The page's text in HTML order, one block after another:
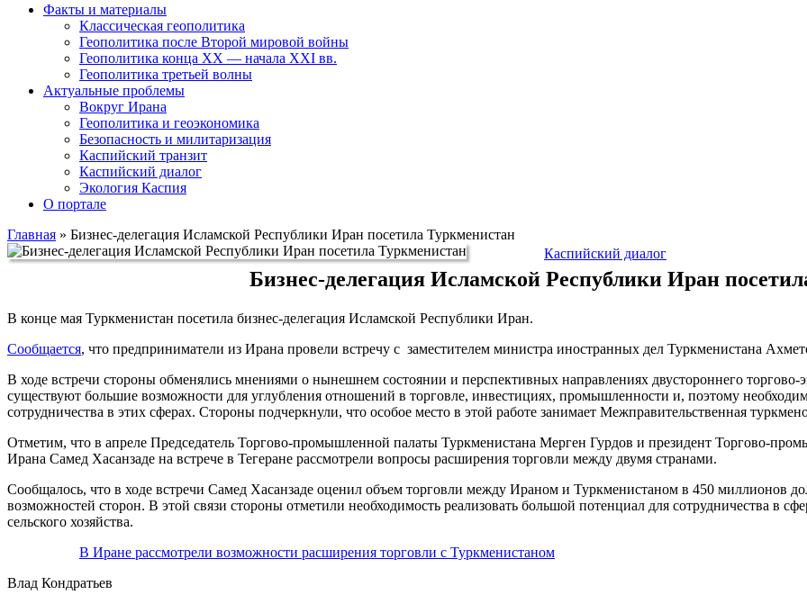
Факты и материалы
Классическая геополитика
Геополитика после Второй мировой войны
Геополитика конца XX — начала XXI вв.
Геополитика третьей волны
Актуальные проблемы
Вокруг Ирана
Геополитика и геоэкономика
Безопасность и милитаризация
Каспийский транзит
Каспийский диалог
Экология Каспия
О портале
Главная » Бизнес-делегация Исламской Республики Иран посетила Туркменистан
Каспийский диалог
Бизнес-делегация Исламской Республики Иран
В конце мая Туркменистан посетила бизнес-делегация Исламской Республики Иран.
Сообщается, что предприниматели из Ирана провели встречу с заместителем министра иностранных дел Туркменистана
В ходе встречи стороны обменялись мнениями о нынешнем состоянии и перспективных направлениях двустороннего
существуют большие возможности для углубления отношений в торговле, инвестициях, промышленности и, поэтому
сотрудничества в этих сферах. Стороны подчеркнули, что особое место в этой работе занимает Межправительственная
Отметим, что в апреле Председатель Торгово-промышленной палаты Туркменистана Мерген Гурдов и президент Торгово-
Ирана Самед Хасанзаде на встрече в Тегеране рассмотрели вопросы расширения торговли между двумя странами.
Сообщалось, что в ходе встречи Самед Хасанзаде оценил объем торговли между Ираном и Туркменистаном в 450 миллионов
возможностей сторон. В этой связи стороны отметили необходимость реализовать большой потенциал для сотрудничества в
сельского хозяйства.
В Иране рассмотрели возможности расширения торговли с Туркменистаном
Влад Кондратьев